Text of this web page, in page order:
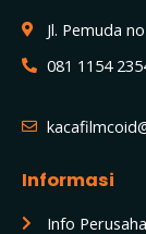
Jl. Pemuda
081 1154
Informasi
Info